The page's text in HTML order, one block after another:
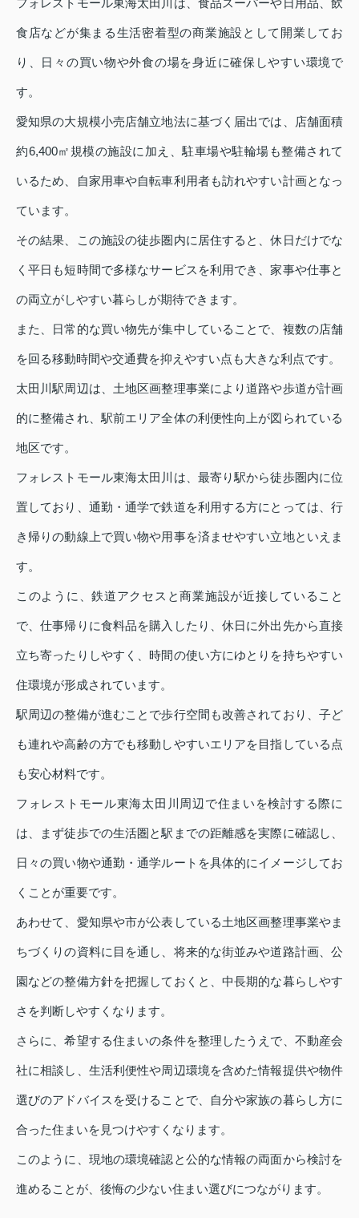
フォレストモール東海太田川は、食品スーパーや日用品、飲
食店などが集まる生活密着型の商業施設として開業してお
り、日々の買い物や外食の場を身近に確保しやすい環境で
す。
愛知県の大規模小売店舗立地法に基づく届出では、店舗面積
約6,400㎡規模の施設に加え、駐車場や駐輪場も整備されて
いるため、自家用車や自転車利用者も訪れやすい計画となっ
ています。
その結果、この施設の徒歩圏内に居住すると、休日だけでな
く平日も短時間で多様なサービスを利用でき、家事や仕事と
の両立がしやすい暮らしが期待できます。
また、日常的な買い物先が集中していることで、複数の店舗
を回る移動時間や交通費を抑えやすい点も大きな利点です。
太田川駅周辺は、土地区画整理事業により道路や歩道が計画
的に整備され、駅前エリア全体の利便性向上が図られている
地区です。
フォレストモール東海太田川は、最寄り駅から徒歩圏内に位
置しており、通勤・通学で鉄道を利用する方にとっては、行
き帰りの動線上で買い物や用事を済ませやすい立地といえま
す。
このように、鉄道アクセスと商業施設が近接していること
で、仕事帰りに食料品を購入したり、休日に外出先から直接
立ち寄ったりしやすく、時間の使い方にゆとりを持ちやすい
住環境が形成されています。
駅周辺の整備が進むことで歩行空間も改善されており、子ど
も連れや高齢の方でも移動しやすいエリアを目指している点
も安心材料です。
フォレストモール東海太田川周辺で住まいを検討する際に
は、まず徒歩での生活圏と駅までの距離感を実際に確認し、
日々の買い物や通勤・通学ルートを具体的にイメージしてお
くことが重要です。
あわせて、愛知県や市が公表している土地区画整理事業やま
ちづくりの資料に目を通し、将来的な街並みや道路計画、公
園などの整備方針を把握しておくと、中長期的な暮らしやす
さを判断しやすくなります。
さらに、希望する住まいの条件を整理したうえで、不動産会
社に相談し、生活利便性や周辺環境を含めた情報提供や物件
選びのアドバイスを受けることで、自分や家族の暮らし方に
合った住まいを見つけやすくなります。
このように、現地の環境確認と公的な情報の両面から検討を
進めることが、後悔の少ない住まい選びにつながります。